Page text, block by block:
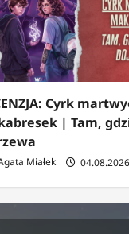
Cyrk
| Tam,
Miałek 04.08.2026